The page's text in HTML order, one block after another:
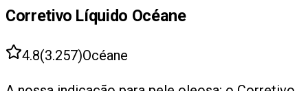
Corretivo Líquido Océane
4.8(3.257)Océane